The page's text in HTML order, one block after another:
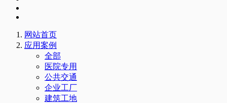
网站首页
应用案例
全部
医院专用
公共交通
企业工厂
建筑工地